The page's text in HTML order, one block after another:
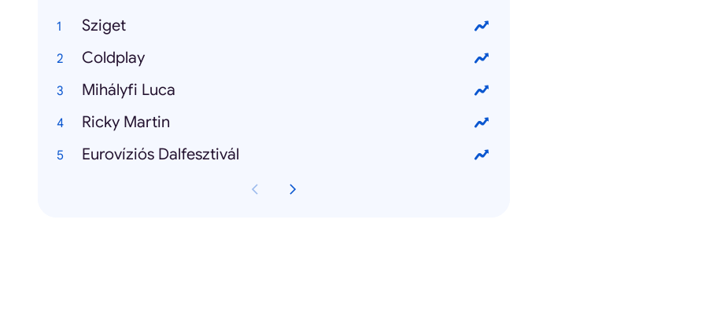
Sziget
Coldplay
Mihályfi Luca
Ricky Martin
Eurovíziós Dalfesztivál